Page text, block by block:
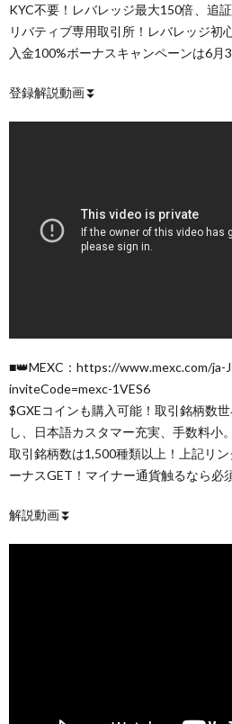
KYC不要！レバレッジ最大150倍、追
リバティブ専用取引所！レバレッジ初
入金100%ボーナスキャンペーンは6月
登録解説動画⏬
■👑MEXC：https://www.mexc.com/ja-
inviteCode=mexc-1VES6
$GXEコインも購入可能！取引銘柄数
し、日本語カスタマー充実、手数料小。
取引銘柄数は1,500種類以上！上記リ
ーナスGET！マイナー通貨触るなら必
解説動画⏬